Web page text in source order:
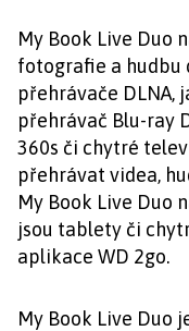
My Book Live Duo
fotografie a hudbu
přehrávače DLNA,
přehrávač Blu-ray
360s či chytré
přehrávat videa,
My Book Live Duo
jsou tablety či
aplikace WD 2go.
My Book Live Duo